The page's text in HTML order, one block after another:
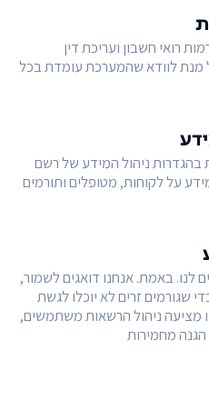
רואי חשבון ועריכת דין
מנת לוודא שהמערכת עומדת בכל
ניהול המידע של רשם
על לקוחות, מטופלים ותורמים
לנו. באמת. אנחנו דואגים לשמור,
שגורמים זרים לא יוכלו לגשת
מציעה ניהול הרשאות משתמשים,
מחמירות